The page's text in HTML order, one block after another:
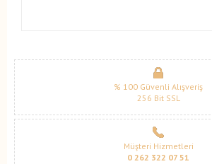
% 100 Güvenli Alışveriş
256 Bit SSL
Müşteri Hizmetleri
0 262 322 07 51